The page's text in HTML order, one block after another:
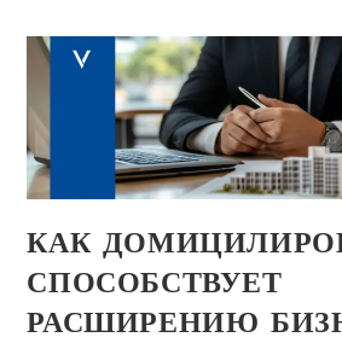
Неправомерных
Действий
В
Нефтяной
Отрасли
КАК
СПОСОБСТВУЕТ
РАСШИРЕНИЮ